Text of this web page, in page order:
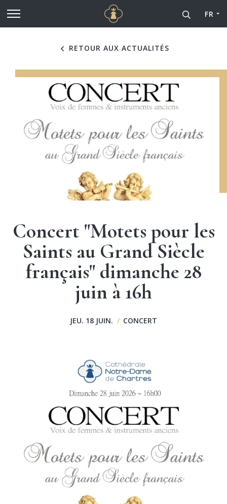
Aller au contenu principal Cathédrale Notre-Dame
FR
RETOUR AUX ACTUALITÉS
Concert "Motets pour les
Saints au Grand Siècle
français" dimanche 28
juin à 16h
JEU. 18 JUIN. / CONCERT